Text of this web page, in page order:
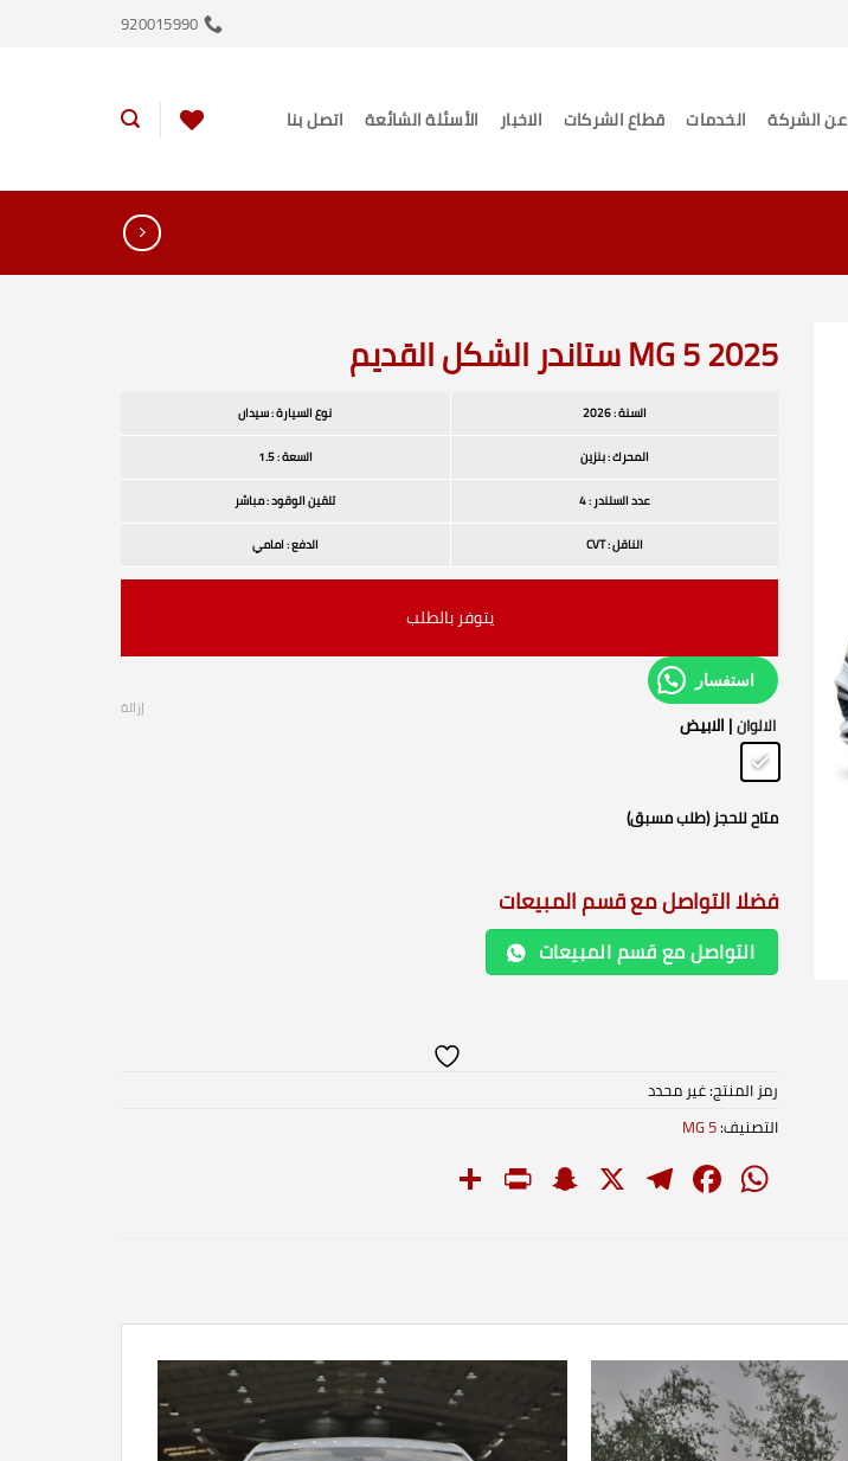
920015990
عن الشركة الخدمات قطاع الشركات الاخبار الأسئلة الشائعة اتصل بنا
MG 5 2025 ستاندر الشكل القديم
السنة : 2026
نوع السيارة : سيدان
المحرك : بنزين
السعة : 1.5
عدد السلندر : 4
تلقين الوقود : مباشر
الناقل : CVT
الدفع : امامي
يتوفر بالطلب
استفسار
الالوان| الابيض
إزالة
متاح للحجز (طلب مسبق)
فضلا التواصل مع قسم المبيعات
التواصل مع قسم المبيعات
رمز المنتج:غير محدد
التصنيف:MG 5
WhatsApp
Facebook
Telegram
X
Snapchat
PrintFriendly